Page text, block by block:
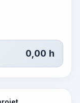
0,00 h